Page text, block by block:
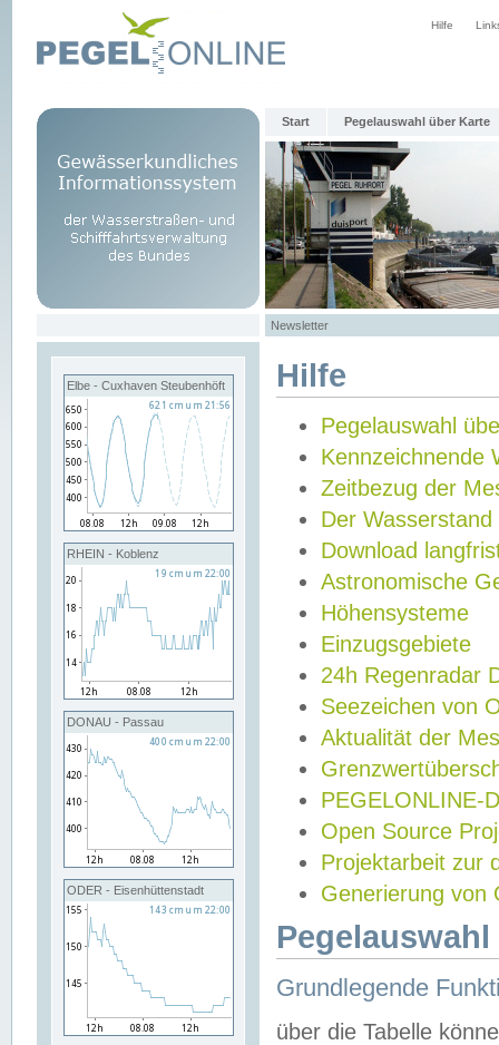
Hilfe
Start Pegelauswahl über Karte
Newsletter
Elbe - Cuxhaven Steubenhöft
RHEIN - Koblenz
DONAU - Passau
ODER - Eisenhüttenstadt
Hilfe
Pegelauswahl
Kennzeichnende
Zeitbezug der
Der Wasserstand
Download
Astronomische
Höhensysteme
Einzugsgebiete
24h Regenradar
Seezeichen von
Aktualität der
PEGELONLINE-
Open Source
Projektarbeit zur
Generierung von
Grundlegende
über die Tabelle